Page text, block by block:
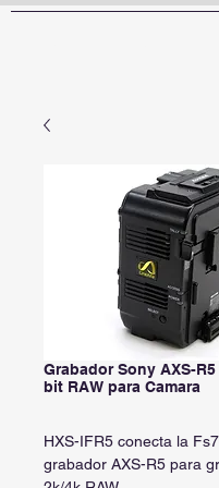
Grabador Sony AXS-
bit RAW para Camara
HXS-IFR5 conecta la
grabador AXS-R5 para